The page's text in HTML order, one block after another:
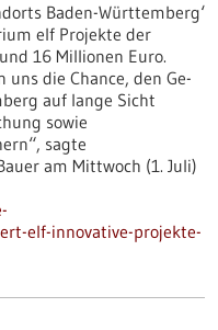
Baden-Württemberg‘
elf Projekte der
16 Millionen Euro.
uns die Chance, den Ge-
auf lange Sicht
sowie
sagte
am Mittwoch (1. Juli)
elf-innovative-projekte-